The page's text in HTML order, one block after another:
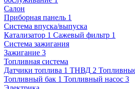
Салон
Приборная панель 1
Система впуска/выпуска
Катализатор 1 Сажевый фильтр 1
Система зажигания
Зажигание 3
Топливная система
Датчики топлива 1 ТНВД 2
Топливный бак 1 Топливный насос 3